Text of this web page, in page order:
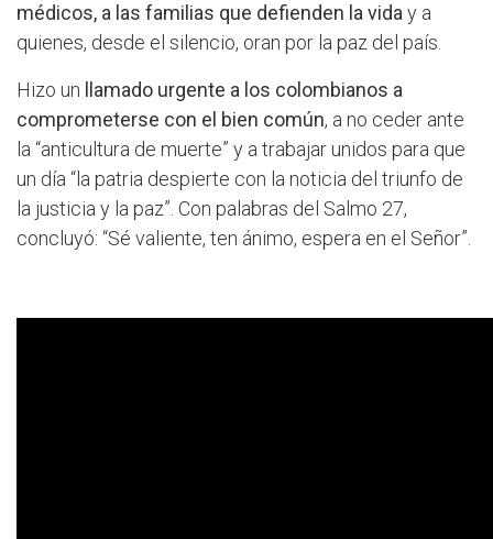
médicos, a las familias que defienden la vida y a
quienes, desde el silencio, oran por la paz del país.
Hizo un
llamado urgente a los colombianos a
comprometerse con el bien común, a no ceder ante
la “anticultura de muerte” y a trabajar unidos para que
un día “la patria despierte con la noticia del triunfo de
la justicia y la paz”. Con palabras del Salmo 27,
concluyó: “Sé valiente, ten ánimo, espera en el Señor”.